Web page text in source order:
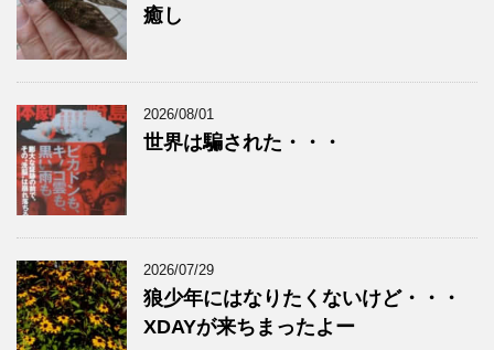
癒し
2026/08/01
世界は騙された・・・
2026/07/29
狼少年にはなりたくないけど・・・
XDAYが来ちまったよー